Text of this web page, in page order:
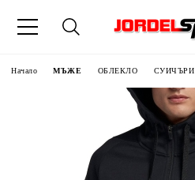
Начало МЪЖЕ ОБЛЕКЛО СУИЧЪРИ